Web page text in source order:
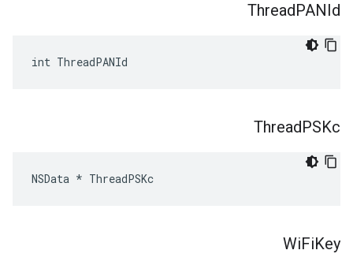
ThreadPANId
int ThreadPANId
ThreadPSKc
NSData * ThreadPSKc
WiFiKey